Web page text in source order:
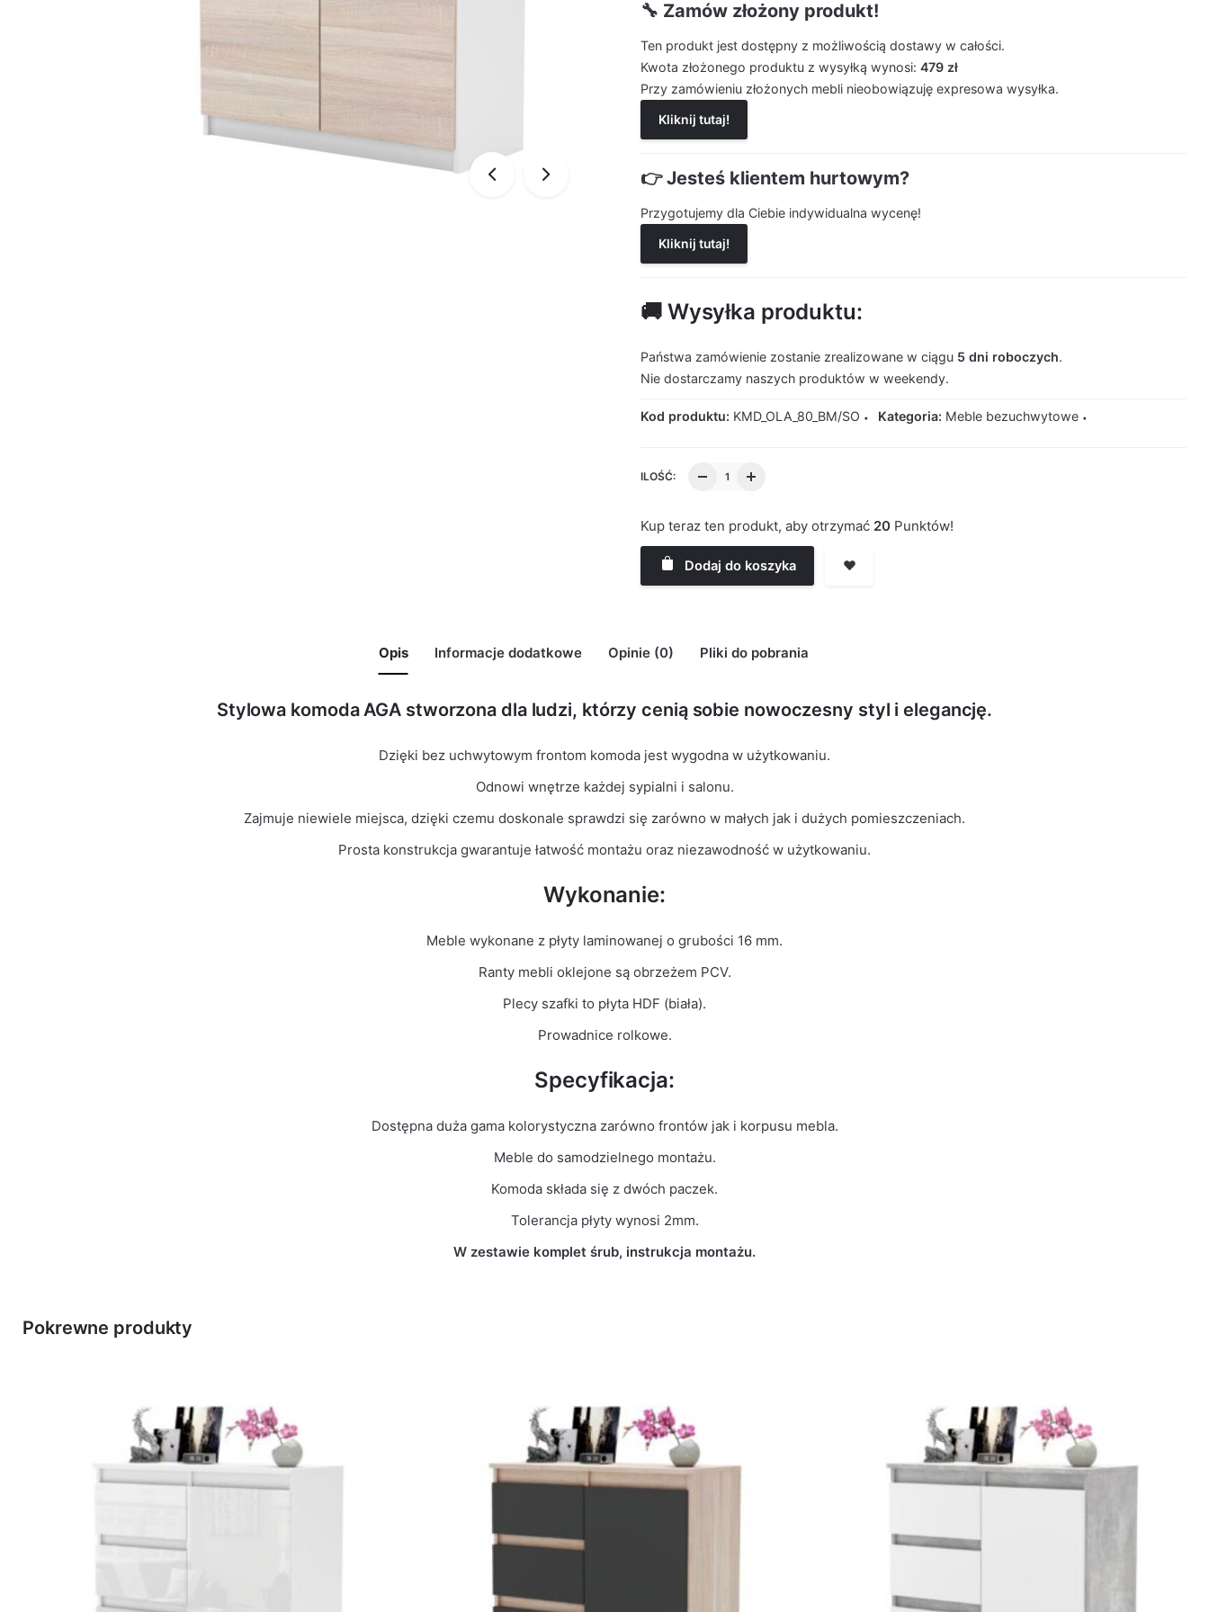
🔧 Zamów złożony produkt!
Ten produkt jest dostępny z możliwością dostawy w całości.
Kwota złożonego produktu z wysyłką wynosi: 479 zł
Przy zamówieniu złożonych mebli nieobowiązuję expresowa wysyłka.
Kliknij tutaj!
👉 Jesteś klientem hurtowym?
Przygotujemy dla Ciebie indywidualna wycenę!
Kliknij tutaj!
🚚 Wysyłka produktu:
Państwa zamówienie zostanie zrealizowane w ciągu 5 dni roboczych.
Nie dostarczamy naszych produktów w weekendy.
Kod produktu: KMD_OLA_80_BM/SO Kategoria: Meble bezuchwytowe
ILOŚĆ:
Kup teraz ten produkt, aby otrzymać 20 Punktów!
Dodaj do koszyka ❤️
Opis Informacje dodatkowe Opinie (0) Pliki do pobrania
Stylowa komoda AGA stworzona dla ludzi, którzy cenią sobie nowoczesny styl i elegancję.
Dzięki bez uchwytowym frontom komoda jest wygodna w użytkowaniu.
Odnowi wnętrze każdej sypialni i salonu.
Zajmuje niewiele miejsca, dzięki czemu doskonale sprawdzi się zarówno w małych jak i dużych pomieszczeniach.
Prosta konstrukcja gwarantuje łatwość montażu oraz niezawodność w użytkowaniu.
Wykonanie:
Meble wykonane z płyty laminowanej o grubości 16 mm.
Ranty mebli oklejone są obrzeżem PCV.
Plecy szafki to płyta HDF (biała).
Prowadnice rolkowe.
Specyfikacja:
Dostępna duża gama kolorystyczna zarówno frontów jak i korpusu mebla.
Meble do samodzielnego montażu.
Komoda składa się z dwóch paczek.
Tolerancja płyty wynosi 2mm.
W zestawie komplet śrub, instrukcja montażu.
Sonoma
🙁 Nie ma jeszcze opinii o tym produkcie..
Only logged in customers who have purchased this product may leave a review.
Pokrewne produkty